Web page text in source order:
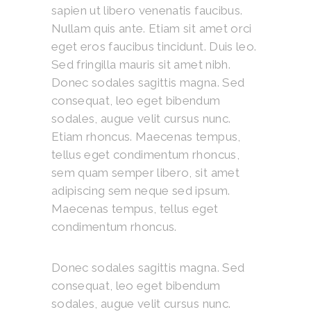
sapien ut libero venenatis faucibus.
Nullam quis ante. Etiam sit amet orci
eget eros faucibus tincidunt. Duis leo.
Sed fringilla mauris sit amet nibh.
Donec sodales sagittis magna. Sed
consequat, leo eget bibendum
sodales, augue velit cursus nunc.
Etiam rhoncus. Maecenas tempus,
tellus eget condimentum rhoncus,
sem quam semper libero, sit amet
adipiscing sem neque sed ipsum.
Maecenas tempus, tellus eget
condimentum rhoncus.
Donec sodales sagittis magna. Sed
consequat, leo eget bibendum
sodales, augue velit cursus nunc.